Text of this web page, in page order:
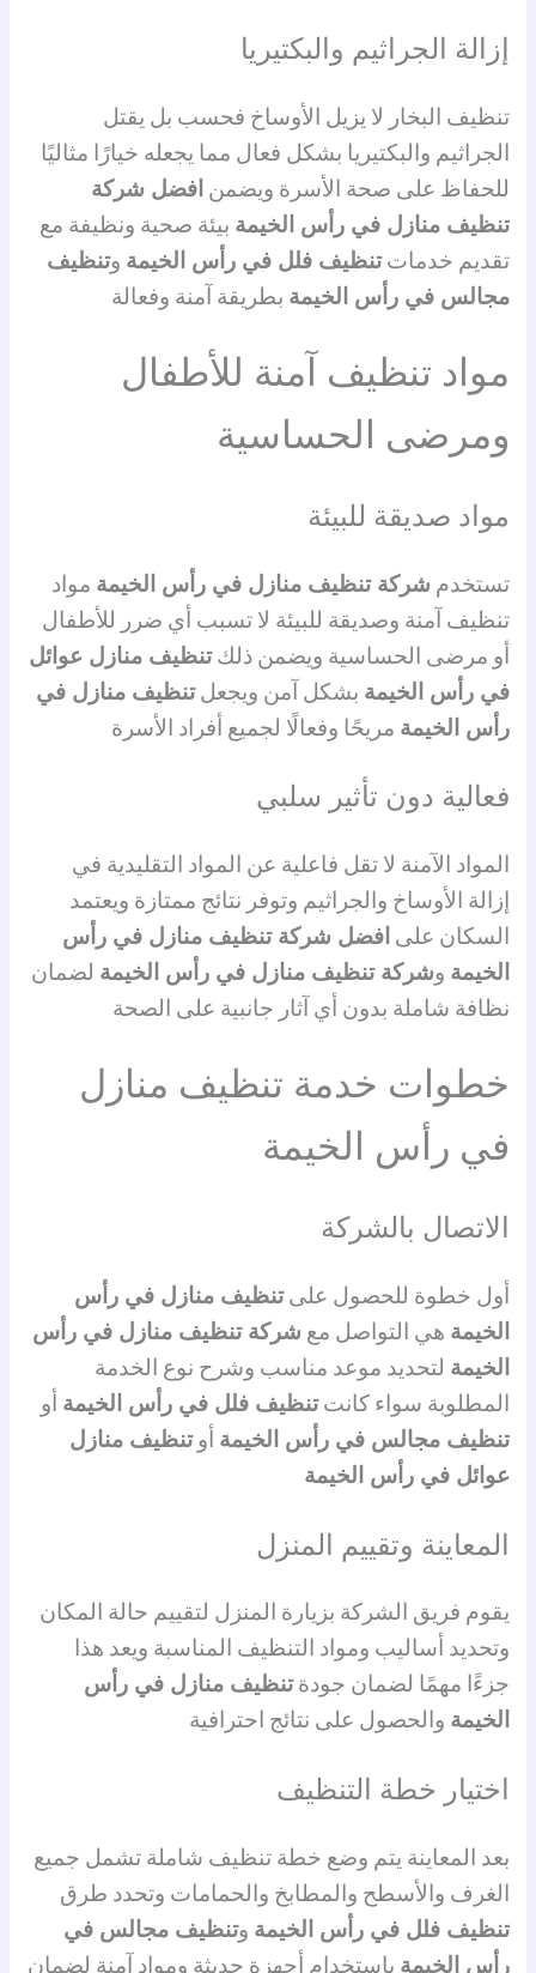
إزالة الجراثيم والبكتيريا
تنظيف البخار لا يزيل الأوساخ فحسب بل يقتل
الجراثيم والبكتيريا بشكل فعال مما يجعله خيارًا مثاليًا
للحفاظ على صحة الأسرة ويضمن افضل شركة
تنظيف منازل في رأس الخيمة بيئة صحية ونظيفة مع
تقديم خدماتتنظيف فلل في رأس الخيمة وتنظيف
مجالس في رأس الخيمة بطريقة آمنة وفعالة
مواد تنظيف آمنة للأطفال
ومرضى الحساسية
مواد صديقة للبيئة
تستخدم شركة تنظيف منازل في رأس الخيمة مواد
تنظيف آمنة وصديقة للبيئة لا تسبب أي ضرر للأطفال
أو مرضى الحساسية ويضمن ذلكتنظيف منازل عوائل
في رأس الخيمة بشكل آمن ويجعلتنظيف منازل في
رأس الخيمة مريحًا وفعالًا لجميع أفراد الأسرة
فعالية دون تأثير سلبي
المواد الآمنة لا تقل فاعلية عن المواد التقليدية في
إزالة الأوساخ والجراثيم وتوفر نتائج ممتازة ويعتمد
السكان على افضل شركة تنظيف منازل في رأس
الخيمة وشركة تنظيف منازل في رأس الخيمة لضمان
نظافة شاملة بدون أي آثار جانبية على الصحة
خطوات خدمة تنظيف منازل
في رأس الخيمة
الاتصال بالشركة
أول خطوة للحصول علىتنظيف منازل في رأس
الخيمة هي التواصل مع شركة تنظيف منازل في رأس
الخيمة لتحديد موعد مناسب وشرح نوع الخدمة
المطلوبة سواء كانتتنظيف فلل في رأس الخيمة أو
تنظيف مجالس في رأس الخيمة أوتنظيف منازل
عوائل في رأس الخيمة
المعاينة وتقييم المنزل
يقوم فريق الشركة بزيارة المنزل لتقييم حالة المكان
وتحديد أساليب ومواد التنظيف المناسبة ويعد هذا
جزءًا مهمًا لضمان جودةتنظيف منازل في رأس
الخيمة والحصول على نتائج احترافية
اختيار خطة التنظيف
بعد المعاينة يتم وضع خطة تنظيف شاملة تشمل جميع
الغرف والأسطح والمطابخ والحمامات وتحدد طرق
تنظيف فلل في رأس الخيمة وتنظيف مجالس في
رأس الخيمة باستخدام أجهزة حديثة ومواد آمنة لضمان